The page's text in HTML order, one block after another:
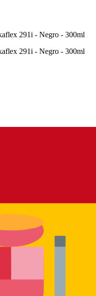
291i - Negro - 300ml
291i - Negro - 300ml